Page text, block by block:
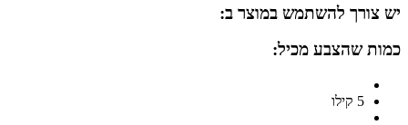
יש צורך להשתמש במוצר ב:
כמות שהצבע מכיל:
5 קילו